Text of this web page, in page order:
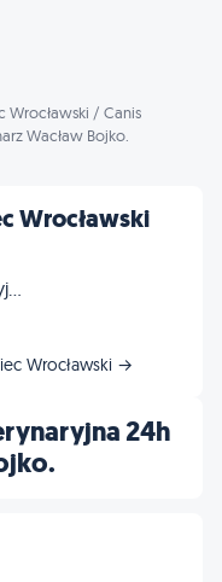
Wrocławski / Canis
Wacław Bojko.
24h
Wrocławski
Vet Care. Przychodnia weterynaryjna. Profilaktyka, chirurgia
Wrocławski →